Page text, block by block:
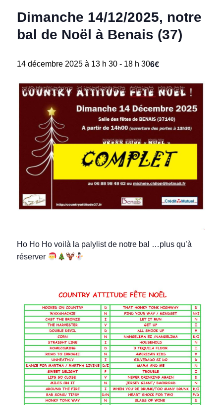
Dimanche 14/12/2025, notre
bal de Noël à Benais (37)
14 décembre 2025 à 13 h 30 - 18 h 306€
Ho Ho Ho voilà la palylist de notre bal …plus qu’à
réserver